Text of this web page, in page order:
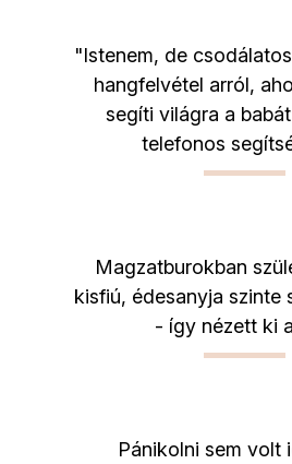
"Istenem, de
hangfelvétel arról,
segíti világra a
telefonos
Magzatburokban
kisfiú, édesanyja
- így nézett ki
Pánikolni sem volt